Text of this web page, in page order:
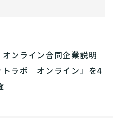
ンライン合同企業説明
トラボ オンライン」を4